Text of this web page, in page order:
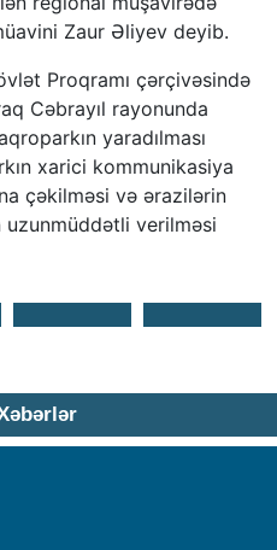
Zaur Əliyev deyib.
Proqramı çərçivəsində
Cəbrayıl rayonunda
yaradılması
xarici kommunikasiya
çəkilməsi və ərazilərin
verilməsi